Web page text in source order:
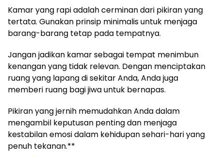
Kamar yang rapi adalah cerminan dari pikiran yang
tertata. Gunakan prinsip minimalis untuk menjaga
barang-barang tetap pada tempatnya.
Jangan jadikan kamar sebagai tempat menimbun
kenangan yang tidak relevan. Dengan menciptakan
ruang yang lapang di sekitar Anda, Anda juga
memberi ruang bagi jiwa untuk bernapas.
Pikiran yang jernih memudahkan Anda dalam
mengambil keputusan penting dan menjaga
kestabilan emosi dalam kehidupan sehari-hari yang
penuh tekanan.**